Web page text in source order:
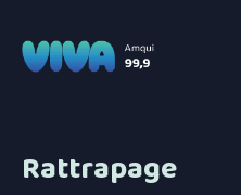
Rattrapage